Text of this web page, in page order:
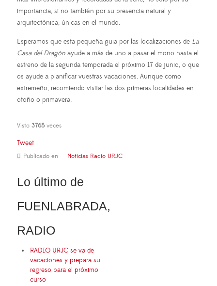
importancia, si no también por su presencia natural y
arquitectónica, únicas en el mundo.
Esperamos que esta pequeña guia por las localizaciones de La
Casa del Dragón ayude a más de uno a pasar el mono hasta el
estreno de la segunda temporada el próximo 17 de junio, o que
os ayude a planificar vuestras vacaciones. Aunque como
extremeño, recomiendo visitar las dos primeras localidades en
otoño o primavera.
Visto 3765veces
Tweet
Publicado en Noticias Radio URJC
Lo último de
FUENLABRADA,
RADIO
RADIO URJC se va de
vacaciones y prepara su
regreso para el próximo
curso